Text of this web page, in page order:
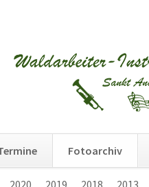
Fotoarchiv
2020 2019 2018 2013